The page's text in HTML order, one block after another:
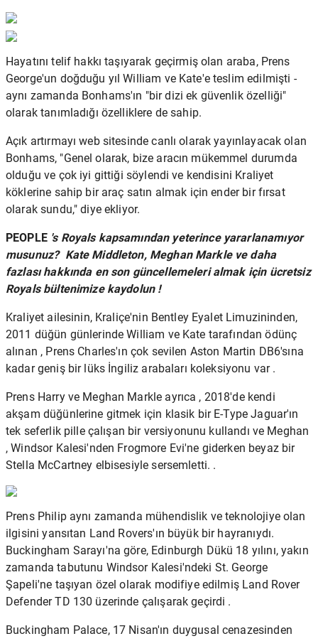
Hayatını telif hakkı taşıyarak geçirmiş olan araba, Prens
George'un doğduğu yıl William ve Kate'e teslim edilmişti -
aynı zamanda Bonhams'ın "bir dizi ek güvenlik özelliği"
olarak tanımladığı özelliklere de sahip.
Açık artırmayı web sitesinde canlı olarak yayınlayacak olan
Bonhams, "Genel olarak, bize aracın mükemmel durumda
olduğu ve çok iyi gittiği söylendi ve kendisini Kraliyet
köklerine sahip bir araç satın almak için ender bir fırsat
olarak sundu," diye ekliyor.
PEOPLE 's Royals kapsamından yeterince yararlanamıyor
musunuz? Kate Middleton, Meghan Markle ve daha
fazlası hakkında en son güncellemeleri almak için ücretsiz
Royals bültenimize kaydolun !
Kraliyet ailesinin, Kraliçe'nin Bentley Eyalet Limuzininden,
2011 düğün günlerinde William ve Kate tarafından ödünç
alınan , Prens Charles'ın çok sevilen Aston Martin DB6'sına
kadar geniş bir lüks İngiliz arabaları koleksiyonu var .
Prens Harryve Meghan Markle ayrıca , 2018'de kendi
akşam düğünlerine gitmek için klasik bir E-Type Jaguar'ın
tek seferlik pille çalışan bir versiyonunu kullandı ve Meghan
, Windsor Kalesi'nden Frogmore Evi'ne giderken beyaz bir
Stella McCartney elbisesiyle sersemletti. .
Prens Philipaynı zamanda mühendislik ve teknolojiye olan
ilgisini yansıtan Land Rovers'ın büyük bir hayranıydı.
Buckingham Sarayı'na göre, Edinburgh Dükü 18 yılını, yakın
zamanda tabutunu Windsor Kalesi'ndeki St. George
Şapeli'ne taşıyan özel olarak modifiye edilmiş Land Rover
DefenderTD 130 üzerinde çalışarak geçirdi .
Buckingham Palace, 17 Nisan'ın duygusalcenazesinden